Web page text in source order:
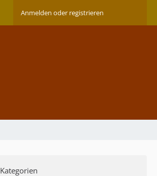
Anmelden oder registrieren
Kategorien